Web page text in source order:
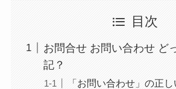
目次
お問合せ お問い合わせ ど
記？
「お問い合わせ」の正